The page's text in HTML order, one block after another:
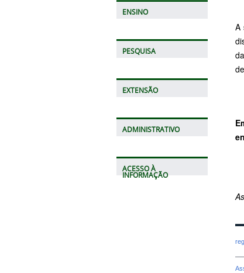
ENSINO
PESQUISA
EXTENSÃO
ADMINISTRATIVO
ACESSO À
INFORMAÇÃO
A